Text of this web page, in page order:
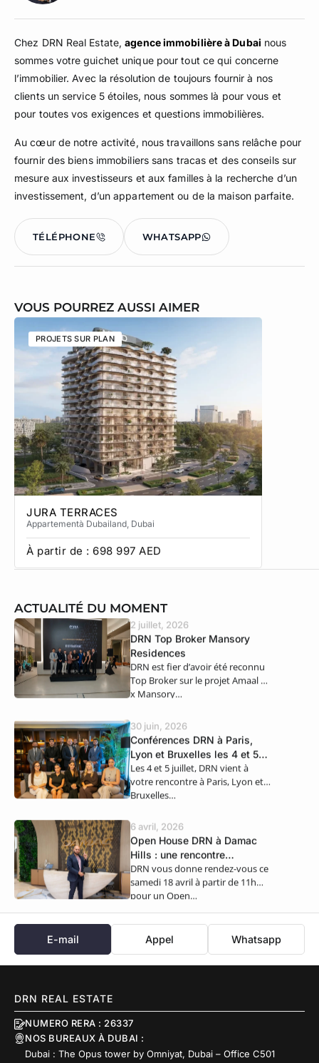
Chez DRN Real Estate,agence immobilière à Dubai nous
sommes votre guichet unique pour tout ce qui concerne
l’immobilier. Avec la résolution de toujours fournir à nos
clients un service 5 étoiles, nous sommes là pour vous et
pour toutes vos exigences et questions immobilières.
Au cœur de notre activité, nous travaillons sans relâche pour
fournir des biens immobiliers sans tracas et des conseils sur
mesure aux investisseurs et aux familles à la recherche d’un
investissement, d’un appartement ou de la maison parfaite.
TÉLÉPHONE WHATSAPP
VOUS POURREZ AUSSI AIMER
PROJETS SUR PLAN
JURA TERRACES
Appartementà Dubailand , Dubai
À partir de : 698 997 AED
ACTUALITÉ DU MOMENT
2 juillet, 2026
DRN Top Broker Mansory
Residences
DRN est fier d’avoir été reconnu
Top Broker sur le projet Amaal 8
x Mansory…
30 juin, 2026
Conférences DRN à Paris,
Lyon et Bruxelles les 4 et 5
juillet
Les 4 et 5 juillet, DRN vient à
votre rencontre à Paris, Lyon et
Bruxelles…
6 avril, 2026
Open House DRN à Damac
Hills : une rencontre
exclusive ce samedi 18 avril
DRN vous donne rendez-vous ce
samedi 18 avril à partir de 11h
pour un Open…
E-mail Appel Whatsapp
DRN REAL ESTATE
NUMERO RERA : 26337
NOS BUREAUX À DUBAI :
Dubai : The Opus tower by Omniyat, Dubai – Office C501